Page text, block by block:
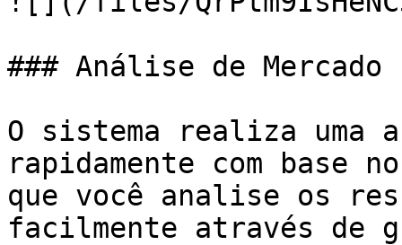
### Análise de Mercado
O sistema realiza uma
rapidamente com
que você analise os
facilmente através de